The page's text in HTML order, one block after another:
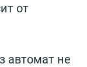
от
автомат не